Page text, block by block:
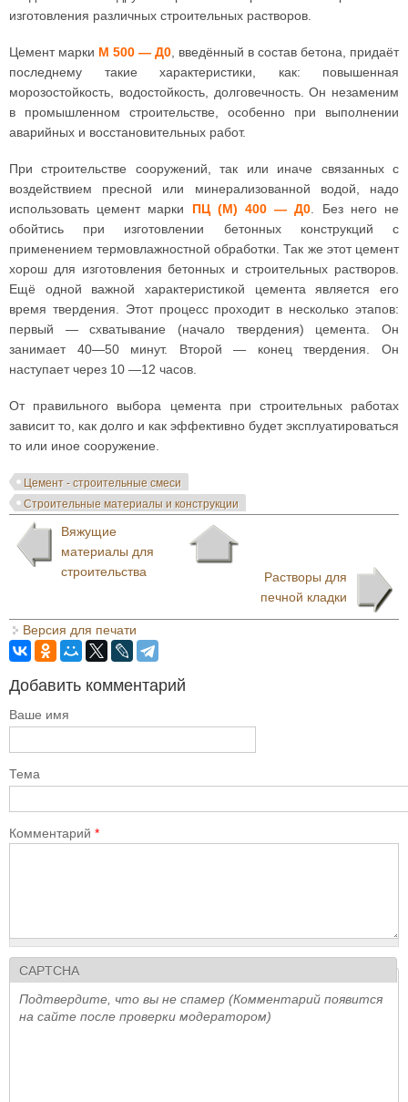
изготовления различных строительных растворов.
Цемент марки М 500 — Д0 , введённый в состав бетона, придаёт
последнему такие характеристики, как: повышенная
морозостойкость, водостойкость, долговечность. Он незаменим
в промышленном строительстве, особенно при выполнении
аварийных и восстановительных работ.
При строительстве сооружений, так или иначе связанных с
воздействием пресной или минерализованной водой, надо
использовать цемент марки ПЦ (М) 400 — Д0 . Без него не
обойтись при изготовлении бетонных конструкций с
применением термовлажностной обработки. Так же этот цемент
хорош для изготовления бетонных и строительных растворов.
Ещё одной важной характеристикой цемента является его
время твердения. Этот процесс проходит в несколько этапов:
первый — схватывание (начало твердения) цемента. Он
занимает 40—50 минут. Второй — конец твердения. Он
наступает через 10 —12 часов.
От правильного выбора цемента при строительных работах
зависит то, как долго и как эффективно будет эксплуатироваться
то или иное сооружение.
Цемент - строительные смеси
Строительные материалы и конструкции
Вяжущие
материалы для
строительства
Растворы для
печной кладки
Версия для печати
Добавить комментарий
Ваше имя
Тема
Комментарий *
CAPTCHA
Подтвердите, что вы не спамер (Комментарий появится
на сайте после проверки модератором)